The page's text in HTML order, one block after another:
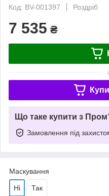
Код: BV-001397
Роздріб
7 535 ₴
Що таке купити з
Замовлення під
Маскування
Ні Так